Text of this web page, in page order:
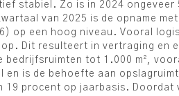
stabiel. Zo is in 2024 ongeveer
van 2025 is de opname
op een hoog niveau. Vooral
Dit resulteert in vertraging en
tot 1.000 m²,
is de behoefte aan
19 procent op jaarbasis. Doordat